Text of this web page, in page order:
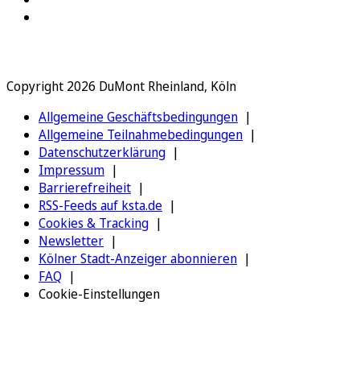
Copyright 2026 DuMont Rheinland, Köln
Allgemeine Geschäftsbedingungen
Allgemeine Teilnahmebedingungen
Datenschutzerklärung
Impressum
Barrierefreiheit
RSS-Feeds auf ksta.de
Cookies & Tracking
Newsletter
Kölner Stadt-Anzeiger abonnieren
FAQ
Cookie-Einstellungen